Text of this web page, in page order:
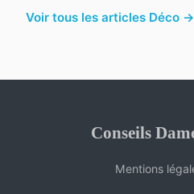
Voir tous les articles Déco →
Conseils
Mentions